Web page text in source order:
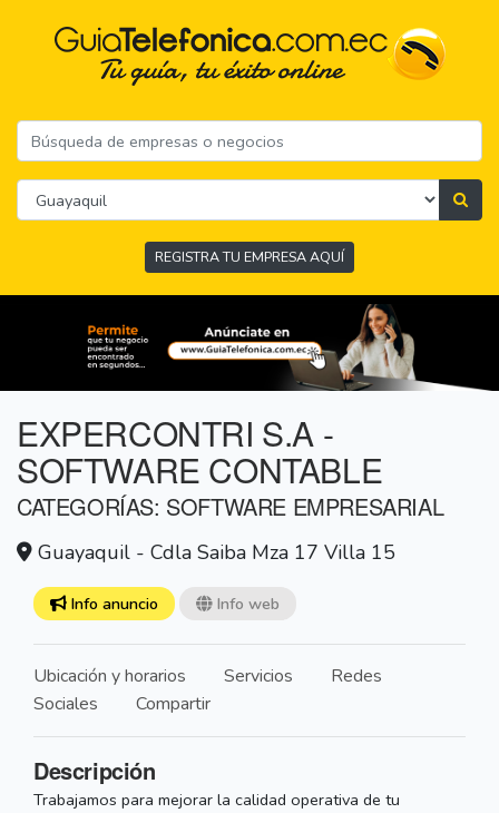
REGISTRA TU EMPRESA AQUÍ
EXPERCONTRI S.A -
SOFTWARE CONTABLE
CATEGORÍAS: SOFTWARE EMPRESARIAL
Guayaquil - Cdla Saiba Mza 17 Villa 15
Info anuncio Info web
Ubicación y horarios Servicios
Redes
Sociales
Compartir
Descripción
Trabajamos para mejorar la calidad operativa de tu